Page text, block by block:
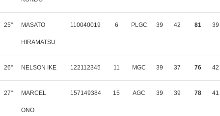
25° MASATO
HIRAMATSU
110040019 6 PLGC 39 42 81 39
26° NELSON IKE 122112345 11 MGC 39 37 76 42
27° MARCEL
ONO
157149384 15 AGC 39 39 78 41